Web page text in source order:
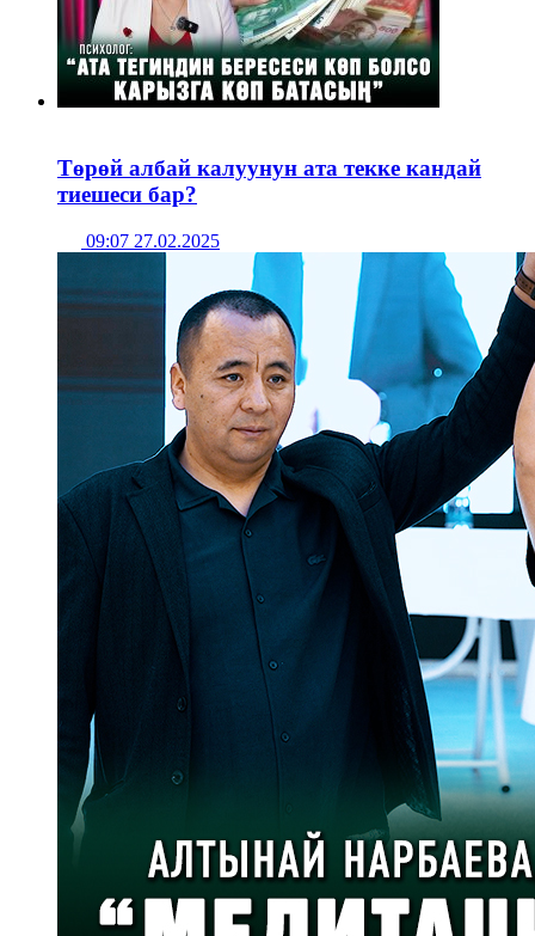
Төрөй албай калуунун ата текке кандай
тиешеси бар?
09:07 27.02.2025